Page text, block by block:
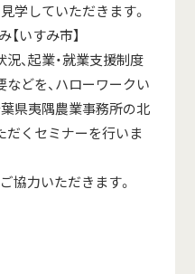
学していただきます。
いすみ市】
、起業・就業支援制度
どを、ハローワークい
県夷隅農業事務所の北
だくセミナーを行いま
協力いただきます。